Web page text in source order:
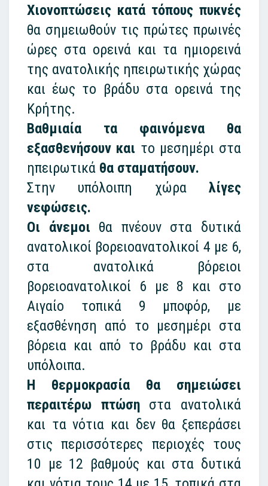
Χιονοπτώσεις κατά τόπους πυκνές
θα σημειωθούν τις πρώτες πρωινές
ώρες στα ορεινά και τα ημιορεινά
της ανατολικής ηπειρωτικής χώρας
και έως το βράδυ στα ορεινά της
Κρήτης.
Βαθμιαία τα φαινόμενα θα
εξασθενήσουν και το μεσημέρι στα
ηπειρωτικά θα σταματήσουν.
Στην υπόλοιπη χώρα λίγες
νεφώσεις.
Οι άνεμοι θα πνέουν στα δυτικά
ανατολικοί βορειοανατολικοί 4 με 6,
στα ανατολικά βόρειοι
βορειοανατολικοί 6 με 8 και στο
Αιγαίο τοπικά 9 μποφόρ, με
εξασθένηση από το μεσημέρι στα
βόρεια και από το βράδυ και στα
υπόλοιπα.
Η θερμοκρασία θα σημειώσει
περαιτέρω πτώσηστα ανατολικά
και τα νότια και δεν θα ξεπεράσει
στις περισσότερες περιοχές τους
10 με 12 βαθμούς και στα δυτικά